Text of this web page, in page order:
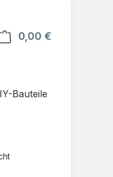
0,00 €
Bauteile